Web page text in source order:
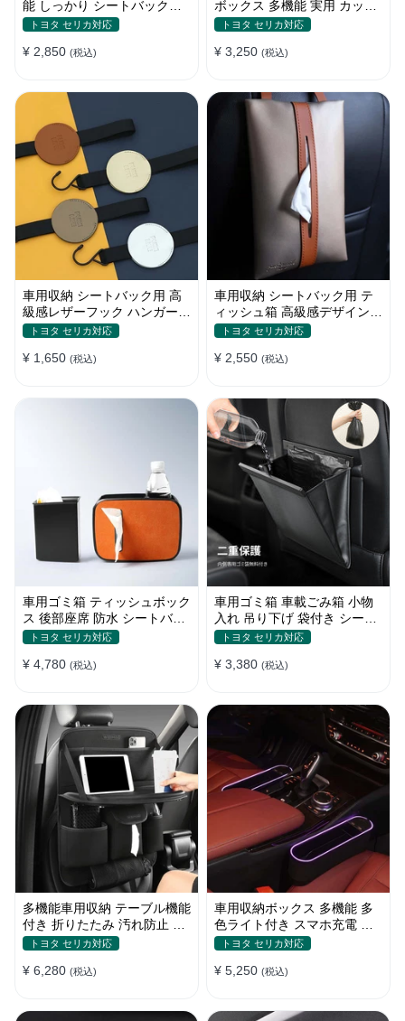
能 しっかり シートバック用
マジックテープ固定 釣り道具
トヨタ セリカ対応
¥ 2,850 (税込)
ボックス 多機能 実用 カップ
ホルダー おしゃれ 収納ポケ
トヨタ セリカ対応
¥ 3,250 (税込)
車用収納 シートバック用 高
級感レザーフック ハンガー
おしゃれ 多色 カー・家庭両
トヨタ セリカ対応
¥ 1,650 (税込)
車用収納 シートバック用 テ
ィッシュ箱 高級感デザイン
おしゃれ 多色 いい触感 ソフ
トヨタ セリカ対応
¥ 2,550 (税込)
車用ゴミ箱 ティッシュボック
ス 後部座席 防水 シートバッ
クポケット 便利グッズ 車用
トヨタ セリカ対応
¥ 4,780 (税込)
車用ゴミ箱 車載ごみ箱 小物
入れ 吊り下げ 袋付き シート
バックポケット 後部座席収納
トヨタ セリカ対応
¥ 3,380 (税込)
多機能車用収納 テーブル機能
付き 折りたたみ 汚れ防止 多
機能 大容量 取り付け簡単
トヨタ セリカ対応
¥ 6,280 (税込)
車用収納ボックス 多機能 多
色ライト付き スマホ充電 お
しゃれ シートギャップ 隙間
トヨタ セリカ対応
¥ 5,250 (税込)